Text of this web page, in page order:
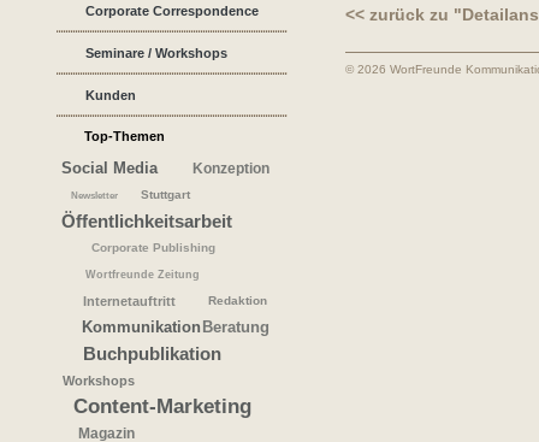
Corporate Correspondence
Seminare / Workshops
Kunden
Top-Themen
Social Media Konzeption
Newsletter Stuttgart
Öffentlichkeitsarbeit
Corporate Publishing
Wortfreunde Zeitung
Internetauftritt Redaktion
Kommunikation Beratung
Buchpublikation
Workshops
Content-Marketing
Magazin
<< zurück zu
© 2026 WortFreunde